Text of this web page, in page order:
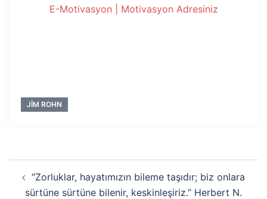
E-Motivasyon | Motivasyon Adresiniz
JIM ROHN
dolaşımı
“Zorluklar, hayatımızın bileme taşıdır; biz onlara
sürtüne sürtüne bilenir, keskinleşiriz.” Herbert N.